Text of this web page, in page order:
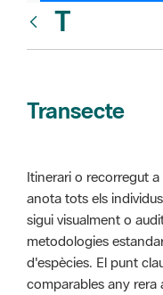
T
Transecte
Itinerari o recorregut
anota tots els
sigui visualment o
metodologies
d'espècies. El punt
comparables any rera